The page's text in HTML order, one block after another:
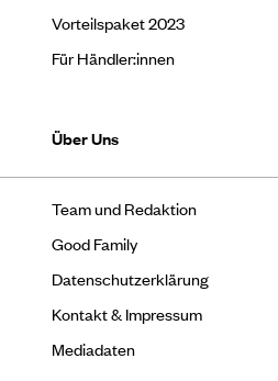
Vorteilspaket 2023
Für Händler:innen
Über Uns
Team und Redaktion
Good Family
Datenschutzerklärung
Kontakt & Impressum
Mediadaten